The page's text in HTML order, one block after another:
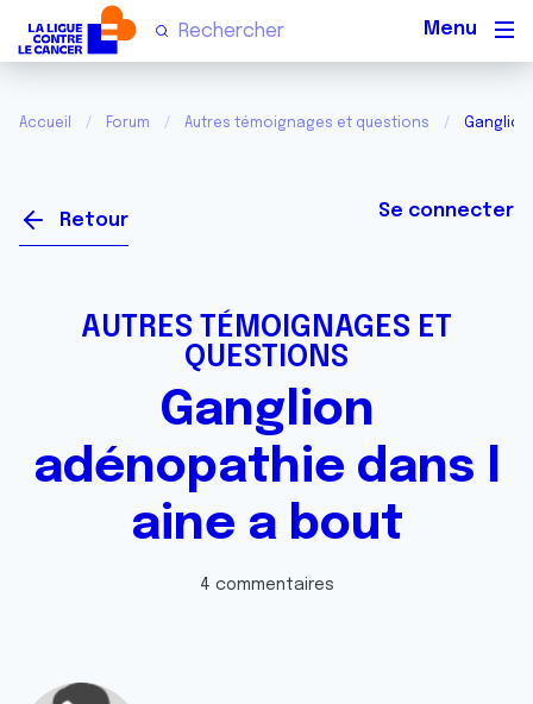
Accueil Forum Autres témoignages et questions
Retour Se connecter
AUTRES TÉMOIGNAGES ET
QUESTIONS
Ganglion
adénopathie dans l
aine a bout
4 commentaires